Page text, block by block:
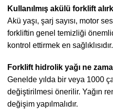
Kullanılmış akülü forklift
Akü yaşı, şarj sayısı, motor
forkliftin genel temizliği
kontrol ettirmek en sağlıklısıdır.
Forklift hidrolik yağı ne
Genelde yılda bir veya 1000
değiştirilmesi önerilir. Yağın
değişim yapılmalıdır.